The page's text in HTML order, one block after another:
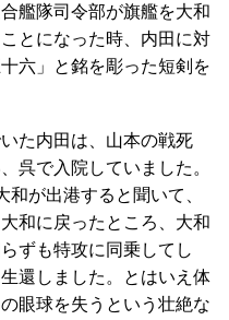
艦隊司令部が旗艦を大和
とになった時、内田に対
六」と銘を彫った短剣を
た内田は、山本の戦死
呉で入院していました。
が出港すると聞いて、
和に戻ったところ、大和
ずも特攻に同乗してし
還しました。とはいえ体
眼球を失うという壮絶な